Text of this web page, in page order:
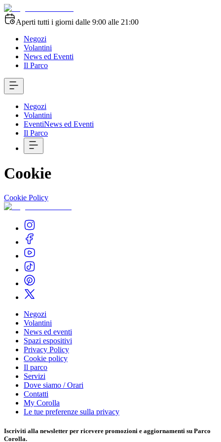
Aperti tutti i giorni dalle 9:00 alle 21:00
Negozi
Volantini
News ed Eventi
Il Parco
Negozi
Volantini
EventiNews ed Eventi
Il Parco
Cookie
Cookie Policy
Negozi
Volantini
News ed eventi
Spazi espositivi
Privacy Policy
Cookie policy
Il parco
Servizi
Dove siamo / Orari
Contatti
My Corolla
Le tue preferenze sulla privacy
Iscriviti alla newsletter per ricevere promozioni e aggiornamenti su Parco
Corolla.